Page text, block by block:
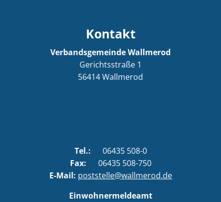
Kontakt
Verbandsgemeinde Wallmerod
Gerichtsstraße 1
56414Wallmerod
Tel.:
06435 508-0
Fax: 06435 508-750
E-Mail: poststelle@wallmerod.de
Einwohnermeldeamt